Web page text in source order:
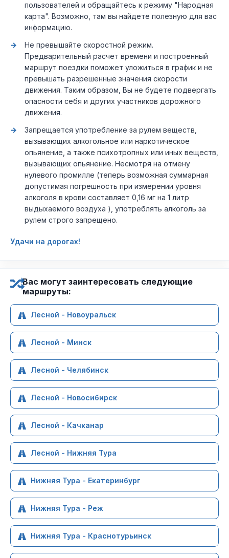
пользователей и обращайтесь к режиму "Народная
карта". Возможно, там вы найдете полезную для вас
информацию.
Не превышайте скоростной режим.
Предварительный расчет времени и построенный
маршрут поездки поможет уложиться в график и не
превышать разрешенные значения скорости
движения. Таким образом, Вы не будете подвергать
опасности себя и других участников дорожного
движения.
Запрещается употребление за рулем веществ,
вызывающих алкогольное или наркотическое
опьянение, а также психотропных или иных веществ,
вызывающих опьянение. Несмотря на отмену
нулевого промилле (теперь возможная суммарная
допустимая погрешность при измерении уровня
алкоголя в крови составляет 0,16 мг на 1 литр
выдыхаемого воздуха ), употреблять алкоголь за
рулем строго запрещено.
Удачи на дорогах!
Вас могут заинтересовать следующие
маршруты:
Лесной - Новоуральск
Лесной - Минск
Лесной - Челябинск
Лесной - Новосибирск
Лесной - Качканар
Лесной - Нижняя Тура
Нижняя Тура - Екатеринбург
Нижняя Тура - Реж
Нижняя Тура - Краснотурьинск